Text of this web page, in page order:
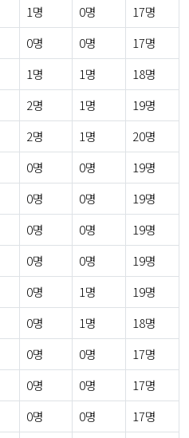
1명 0명
17명
0명 0명
17명
1명 1명
18명
2명 1명
19명
2명 1명
20명
0명 0명
19명
0명 0명
19명
0명 0명
19명
0명 0명
19명
0명 1명
19명
0명 1명
18명
0명 0명
17명
0명 0명
17명
0명 0명
17명